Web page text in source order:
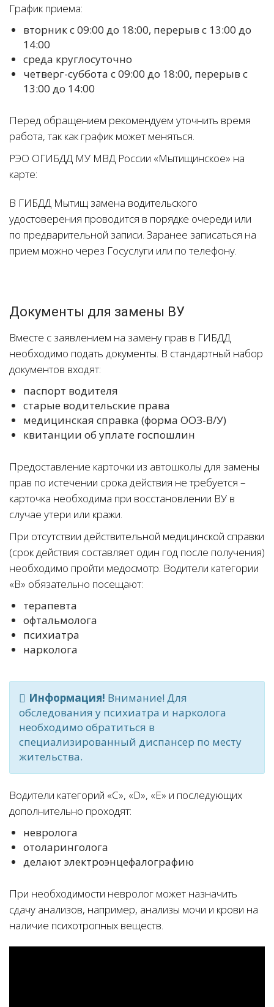
График приема:
вторник с 09:00 до 18:00, перерыв с 13:00 до
14:00
среда круглосуточно
четверг-суббота с 09:00 до 18:00, перерыв с
13:00 до 14:00
Перед обращением рекомендуем уточнить время
работа, так как график может меняться.
РЭО ОГИБДД МУ МВД России «Мытищинское» на
карте:
В ГИБДД Мытищ замена водительского
удостоверения проводится в порядке очереди или
по предварительной записи. Заранее записаться на
прием можно через Госуслуги или по телефону.
Документы для замены ВУ
Вместе с заявлением на замену прав в ГИБДД
необходимо подать документы. В стандартный набор
документов входят:
паспорт водителя
старые водительские права
медицинская справка (форма ООЗ-В/У)
квитанции об уплате госпошлин
Предоставление карточки из автошколы для замены
прав по истечении срока действия не требуется –
карточка необходима при восстановлении ВУ в
случае утери или кражи.
При отсутствии действительной медицинской справки
(срок действия составляет один год после получения)
необходимо пройти медосмотр. Водители категории
«В» обязательно посещают:
терапевта
офтальмолога
психиатра
нарколога
Информация! Внимание! Для
обследования у психиатра и нарколога
необходимо обратиться в
специализированный диспансер по месту
жительства.
Водители категорий «С», «D», «Е» и последующих
дополнительно проходят:
невролога
отоларинголога
делают электроэнцефалографию
При необходимости невролог может назначить
сдачу анализов, например, анализы мочи и крови на
наличие психотропных веществ.